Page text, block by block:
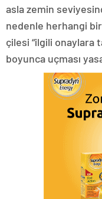
asla zemin
nedenle herhangi
çilesi “ilgili onaylara
boyunca uçması